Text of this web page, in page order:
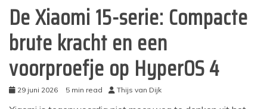
De Xiaomi 15-serie: Compacte
brute kracht en een
voorproefje op HyperOS 4
29 juni 2026 5 min read Thijs van Dijk